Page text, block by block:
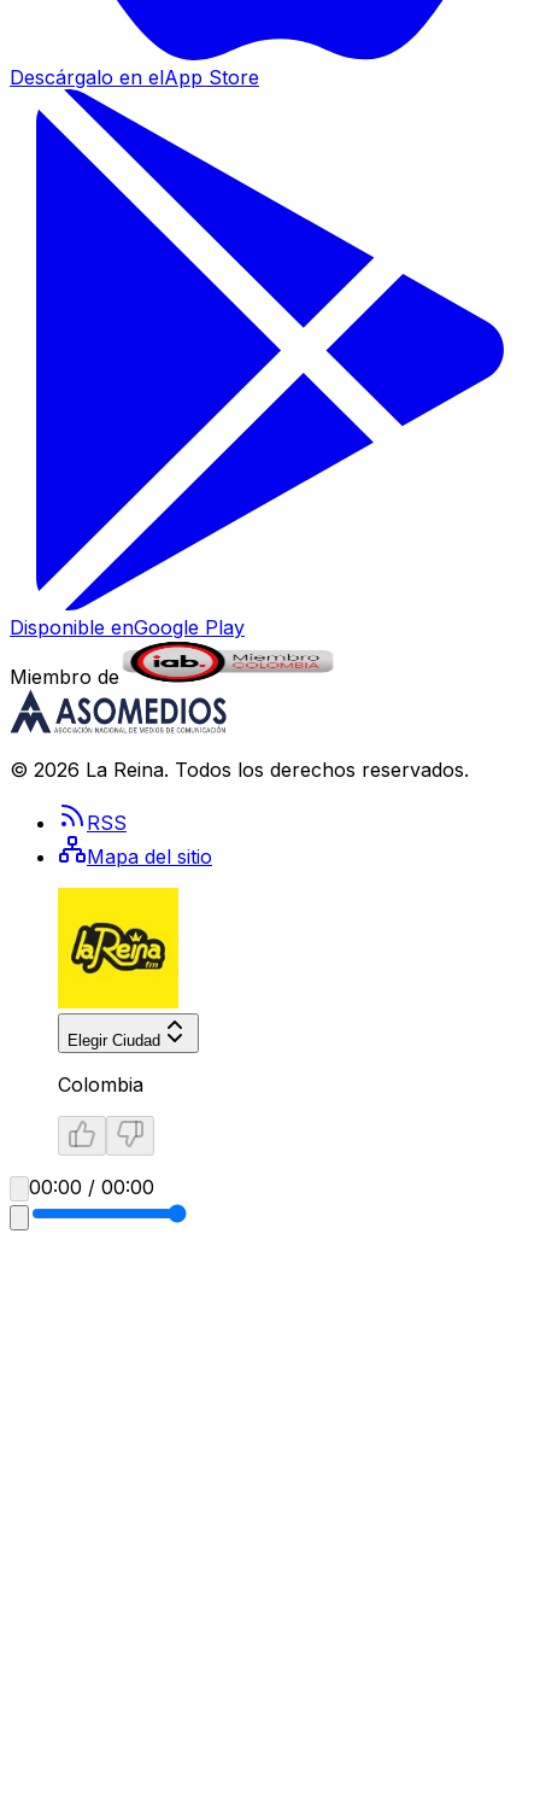
Descárgalo en elApp Store
Disponible enGoogle Play
Miembro de
© 2026 La Reina. Todos los derechos reservados.
RSS
Mapa del sitio
Elegir Ciudad
Colombia
00:00 / 00:00